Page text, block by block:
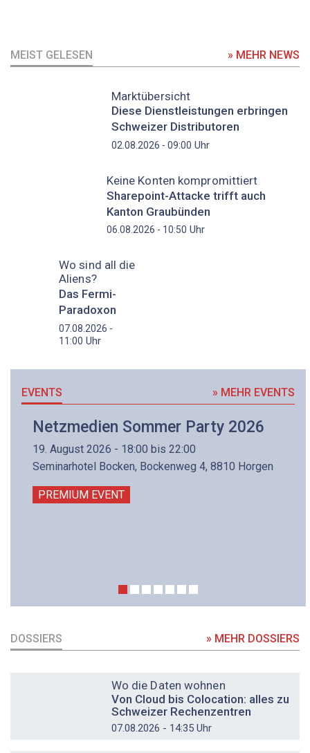
MEIST GELESEN » MEHR NEWS
Marktübersicht
Diese Dienstleistungen erbringen
Schweizer Distributoren
02.08.2026 - 09:00 Uhr
Keine Konten kompromittiert
Sharepoint-Attacke trifft auch
Kanton Graubünden
06.08.2026 - 10:50 Uhr
Wo sind all die
Aliens?
Das Fermi-
Paradoxon
07.08.2026 -
11:00 Uhr
EVENTS » MEHR EVENTS
Netzmedien Sommer Party 2026
19. August 2026 - 18:00 bis 22:00
Seminarhotel Bocken, Bockenweg 4, 8810 Horgen
PREMIUM EVENT
DOSSIERS » MEHR DOSSIERS
Wo die Daten wohnen
Von Cloud bis Colocation: alles zu
Schweizer Rechenzentren
07.08.2026 - 14:35 Uhr